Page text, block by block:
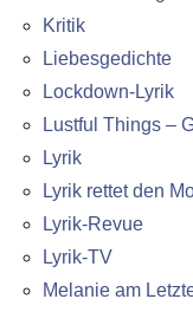
Kritik
Liebesgedichte
Lockdown-Lyrik
Lustful Things –
Lyrik
Lyrik rettet den
Lyrik-Revue
Lyrik-TV
Melanie am